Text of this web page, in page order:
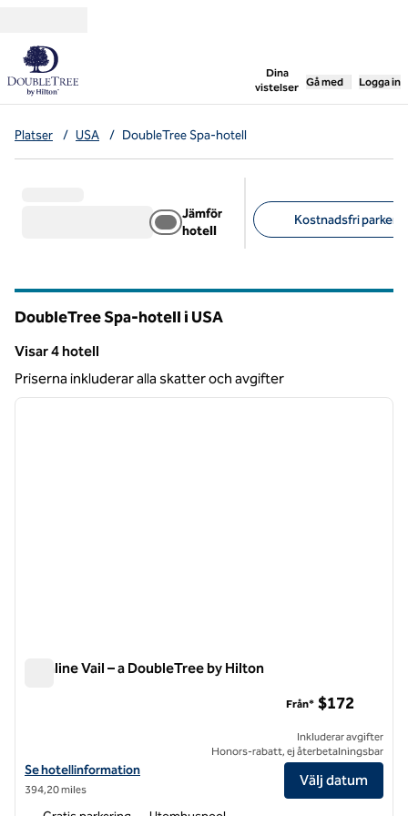
Dina
vistelser
,öppnar ny flik
Gå med Logga in
Platser / USA / DoubleTree Spa-hotell
Jämför
hotell
Kostnadsfri
DoubleTree Spa-hotell i USA
Visar 4 hotell
Visar 4 hotell
Priserna inkluderar alla skatter och avgifter
1 av 12
nästa
Highline Vail – a DoubleTree by Hilton
Visa hotelluppgifter för Highline Vail – a DoubleTree by Hilton
Se hotellinformation
394,20 miles
Från* $172
Inkluderar avgifter
Honors-rabatt, ej återbetalningsbar
Välj datum